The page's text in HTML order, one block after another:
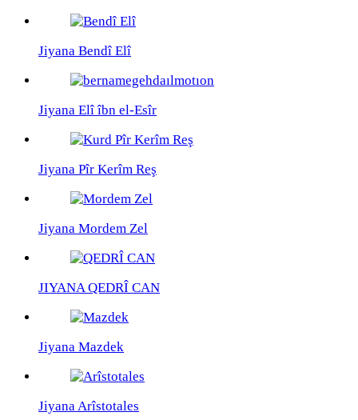
Jiyana Bendî Elî
Jiyana Elî îbn el-Esîr
Jiyana Pîr Kerîm Reş
Jiyana Mordem Zel
JIYANA QEDRÎ CAN
Jiyana Mazdek
Jiyana Arîstotales